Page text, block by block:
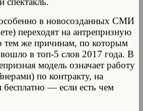
в новосозданных СМИ
переходят на антрепризную
же причинам, по которым
в топ-5 слов 2017 года. В
модель означает работу
по контракту, на
бесплатно — если есть чем